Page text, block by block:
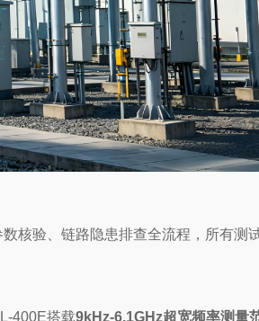
核验、链路隐患排查全流程，所有测
400E搭载9kHz-6.1GHz超宽频率测量